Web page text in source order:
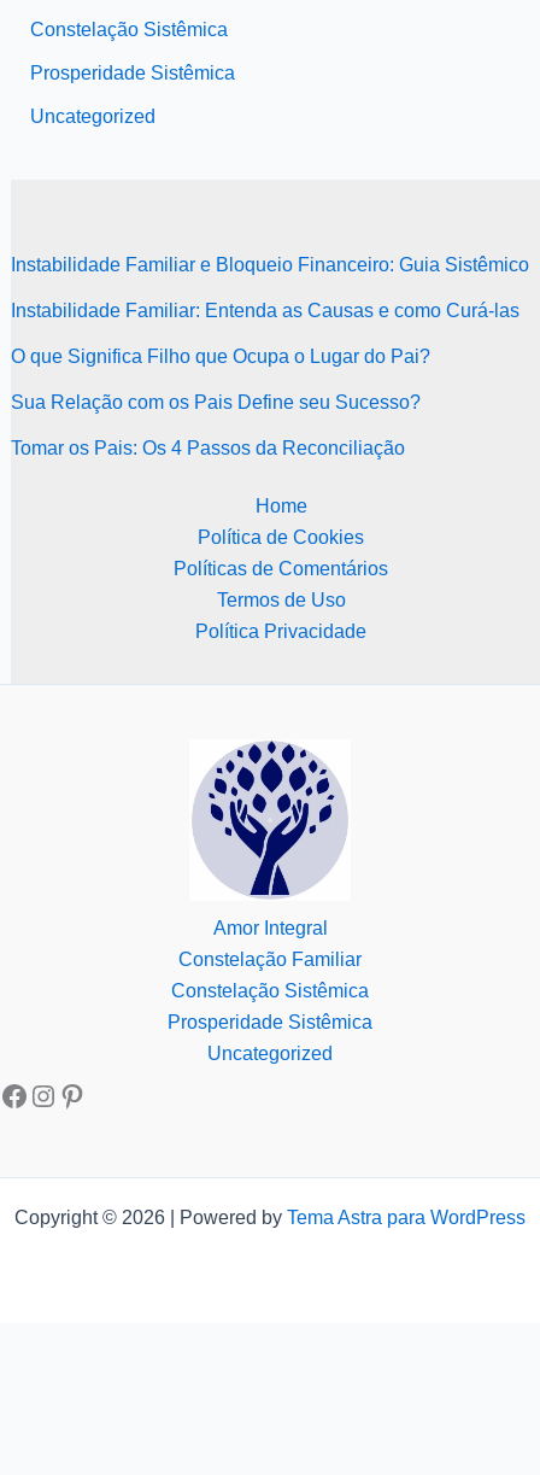
Constelação Sistêmica
Prosperidade Sistêmica
Uncategorized
Instabilidade Familiar e Bloqueio Financeiro: Guia Sistêmico
Instabilidade Familiar: Entenda as Causas e como Curá-las
O que Significa Filho que Ocupa o Lugar do Pai?
Sua Relação com os Pais Define seu Sucesso?
Tomar os Pais: Os 4 Passos da Reconciliação
Home
Política de Cookies
Políticas de Comentários
Termos de Uso
Política Privacidade
Amor Integral
Constelação Familiar
Constelação Sistêmica
Prosperidade Sistêmica
Uncategorized
Copyright © 2026 | Powered by Tema Astra para WordPress